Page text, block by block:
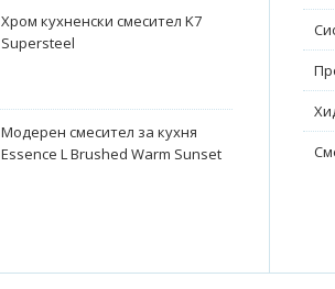
Хром кухненски смесител K7
Supersteel
Модерен смесител за кухня
Essence L Brushed Warm Sunset